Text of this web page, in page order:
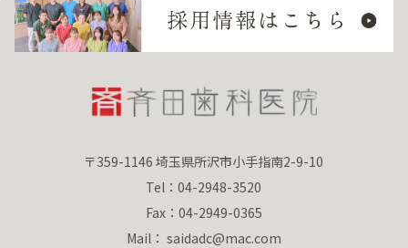
〒359-1146 埼玉県所沢市小手指南2-9-10
Tel：04-2948-3520
Fax：04-2949-0365
Mail： saidadc@mac.com